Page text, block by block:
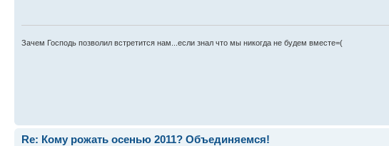
Зачем Господь позволил встретится нам...если знал что мы никогда не будем вместе=(
Re: Кому рожать осенью 2011? Объединяемся!